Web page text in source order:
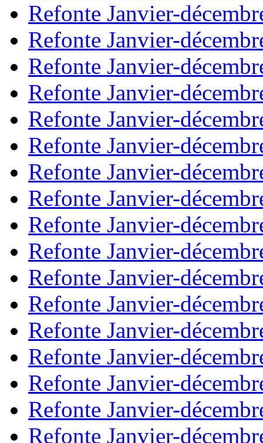
Refonte Janvier-
Refonte Janvier-
Refonte Janvier-
Refonte Janvier-
Refonte Janvier-
Refonte Janvier-
Refonte Janvier-
Refonte Janvier-
Refonte Janvier-
Refonte Janvier-
Refonte Janvier-
Refonte Janvier-
Refonte Janvier-
Refonte Janvier-
Refonte Janvier-
Refonte Janvier-
Refonte Janvier-